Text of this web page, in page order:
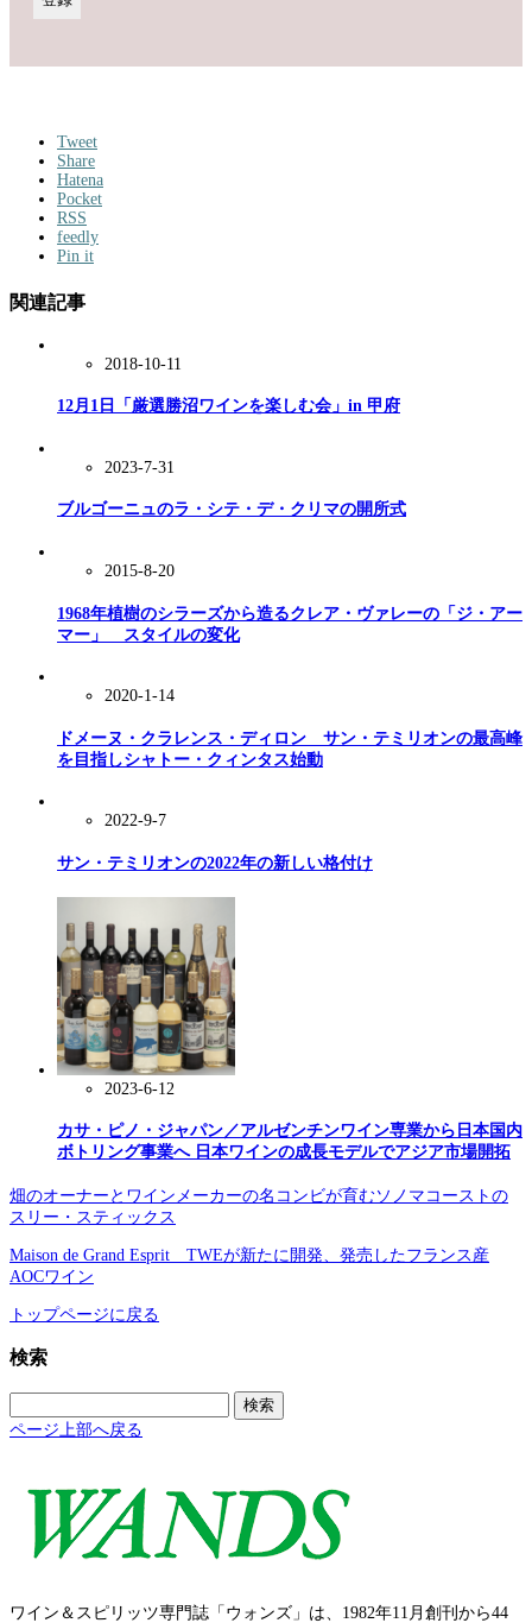
Tweet
Share
Hatena
Pocket
RSS
feedly
Pin it
関連記事
2018-10-11
12月1日「厳選勝沼ワインを楽しむ会」in 甲府
2023-7-31
ブルゴーニュのラ・シテ・デ・クリマの開所式
2015-8-20
1968年植樹のシラーズから造るクレア・ヴァレーの「ジ・アー
マー」 スタイルの変化
2020-1-14
ドメーヌ・クラレンス・ディロン サン・テミリオンの最高峰
を目指しシャトー・クィンタス始動
2022-9-7
サン・テミリオンの2022年の新しい格付け
2023-6-12
カサ・ピノ・ジャパン／アルゼンチンワイン専業から日本国内
ボトリング事業へ 日本ワインの成長モデルでアジア市場開拓
畑のオーナーとワインメーカーの名コンビが育むソノマコーストの
スリー・スティックス
Maison de Grand Esprit TWEが新たに開発、発売したフランス産
AOCワイン
トップページに戻る
検索
検
索:
ページ上部へ戻る
ワイン＆スピリッツ専門誌「ウォンズ」は、1982年11月創刊から44